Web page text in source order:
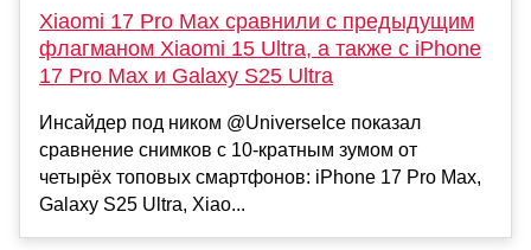
Xiaomi 17 Pro Max сравнили с предыдущим
флагманом Xiaomi 15 Ultra, а также с iPhone
17 Pro Max и Galaxy S25 Ultra
Инсайдер под ником @UniverseIce показал
сравнение снимков с 10-кратным зумом от
четырёх топовых смартфонов: iPhone 17 Pro Max,
Galaxy S25 Ultra, Xiao...